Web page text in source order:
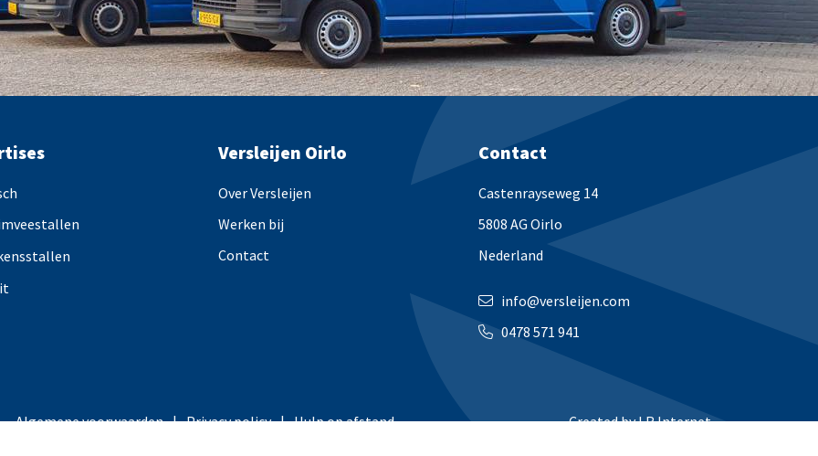
Versleijen Oirlo
Over Versleijen
Werken bij
Contact
Contact
Castenrayseweg 14
5808 AG Oirlo
Nederland
info@versleijen.com
0478 571 941
Algemene voorwaarden Privacy policy Hulp op afstand Created byLR Internet